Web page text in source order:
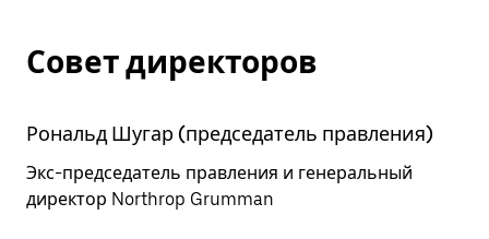
Совет директоров
Рональд Шугар (председатель правления)
Экс-председатель правления и генеральный
директор Northrop Grumman